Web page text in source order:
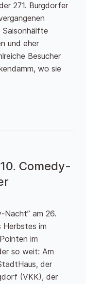
271. Burgdorfer
und eher
Besucher
wo sie
Comedy-
Nacht” am 26.
Herbstes im
im
so weit: Am
der
(VKK), der